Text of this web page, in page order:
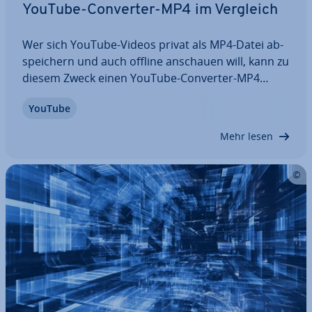
YouTube-Converter-MP4 im Vergleich
Wer sich YouTube-Videos privat als MP4-Datei ab­
spei­chern und auch offline anschauen will, kann zu
diesem Zweck einen YouTube-Converter-MP4
prak­ti­sche Mög­lich­keit, um Lieb­lings­vi­de­os oder
YouTube
Mehr lesen